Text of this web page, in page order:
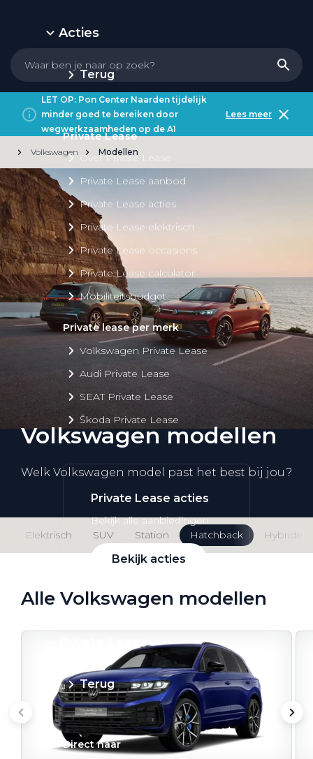
Acties
Terug
Private Lease
Over Private Lease
Private Lease aanbod
Private Lease acties
Private Lease elektrisch
Private Lease occasions
Private Lease calculator
Mobiliteitsbudget
Private lease per merk
Volkswagen Private Lease
Audi Private Lease
SEAT Private Lease
Škoda Private Lease
Private Lease acties
Bekijk alle aanbiedingen
Bekijk acties
Private Lease
Terug
Direct naar
LET OP: Pon Center Naarden tijdelijk
minder goed te bereiken door
wegwerkzaamheden op de A1
Lees meer
Volkswagen Modellen
Volkswagen modellen
Welk Volkswagen model past het best bij jou?
Elektrisch SUV Station Hatchback Hybride
Alle Volkswagen modellen